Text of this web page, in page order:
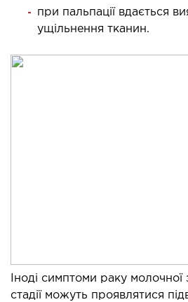
носа
вух
І
при пальпації вдається
ущільнення тканин.
Іноді симптоми раку молочної
стадії можуть проявлятися